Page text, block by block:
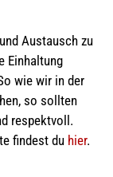
Austausch zu
Einhaltung
wie wir in der
so sollten
respektvoll.
findest du hier.